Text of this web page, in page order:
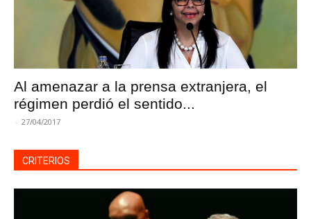
Al amenazar a la prensa extranjera, el
régimen perdió el sentido...
- 27/04/2017
CRITERIOS